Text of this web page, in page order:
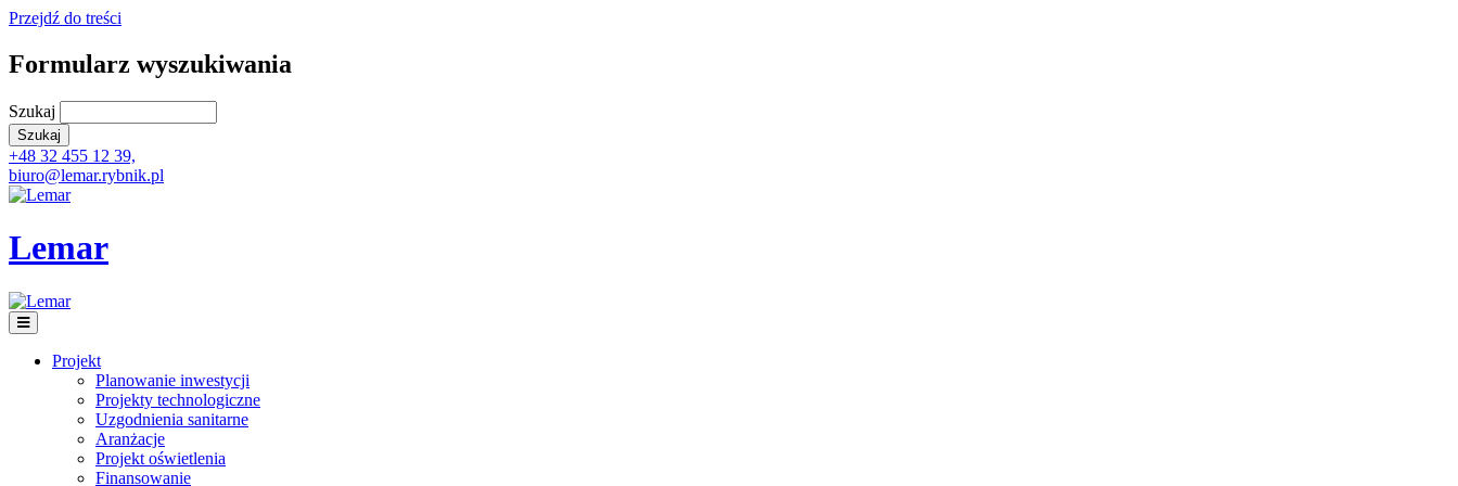
Przejdź do treści
Formularz wyszukiwania
Szukaj
+48 32 455 12 39,
biuro@lemar.rybnik.pl
Lemar
Projekt
Planowanie inwestycji
Projekty technologiczne
Uzgodnienia sanitarne
Aranżacje
Projekt oświetlenia
Finansowanie